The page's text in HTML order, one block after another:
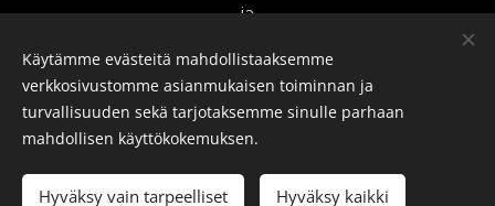
ja
Images provided byPexels
Käytämme evästeitä mahdollistaaksemme
verkkosivustomme asianmukaisen toiminnan ja
turvallisuuden sekä tarjotaksemme sinulle parhaan
mahdollisen käyttökokemuksen.
Hyväksy vain tarpeelliset Hyväksy kaikki